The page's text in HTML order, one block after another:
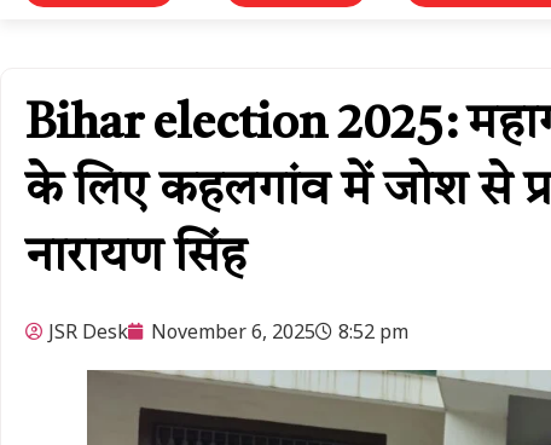
Bihar election 2025:
के लिए कहलगांव में जोश से
नारायण सिंह
JSR Desk November 6, 2025 8:52 pm